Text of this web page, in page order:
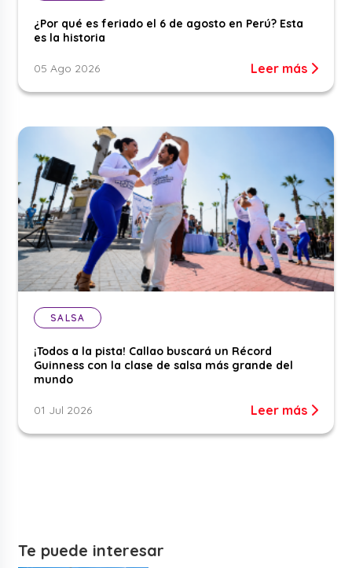
¿Por qué es feriado el 6 de agosto en Perú? Esta
es la historia
05 Ago 2026 Leer más
SALSA
¡Todos a la pista! Callao buscará un Récord
Guinness con la clase de salsa más grande del
mundo
01 Jul 2026 Leer más
Te puede interesar